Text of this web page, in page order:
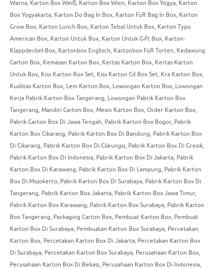
Warna, Karton Box Weiß, Karton Box Wien, Karton Box Yogya, Karton
Box Yogyakarta, Karton Do Bag In Box, Karton FüR Bag In Box, Karton
Grow Box, Karton Lunch Box, Karton Tebal Untuk Box, Karton Typu
American Box, Karton Untuk Box, Karton Untuk Gift Box, Karton-
Klappdeckel-Box, Kartonbox Englisch, Kartonbox FüR Torten, Kedawung
Carton Box, Kemasan Karton Box, Kertas Karton Box, Kertas Karton
Untuk Box, Kiss Karton Box Set, Kiss Karton Cd Box Set, Kra Karton Box,
Kualitas Karton Box, Lem Karton Box, Lowongan Karton Box, Lowongan
Kerja Pabrik Karton Box Tangerang, Lowongan Pabrik Karton Box
Tangerang, Mandiri Carton Box, Mesin Karton Box, Order Karton Box,
Pabrik Carton Box Di Jawa Tengah, Pabrik Karton Box Bogor, Pabrik
Karton Box Cikarang, Pabrik Karton Box Di Bandung, Pabrik Karton Box
Di Cikarang, Pabrik Karton Box Di Cileungsi, Pabrik Karton Box Di Gresik,
Pabrik Karton Box Di Indonesia, Pabrik Karton Box Di Jakarta, Pabrik
Karton Box Di Karawang, Pabrik Karton Box Di Lampung, Pabrik Karton
Box Di Mojokerto, Pabrik Karton Box Di Surabaya, Pabrik Karton Box Di
Tangerang, Pabrik Karton Box Jakarta, Pabrik Karton Box Jawa Timur,
Pabrik Karton Box Karawang, Pabrik Karton Box Surabaya, Pabrik Karton
Box Tangerang, Packaging Carton Box, Pembuat Karton Box, Pembuat
Karton Box Di Surabaya, Pembuatan Karton Box Surabaya, Percetakan
Karton Box, Percetakan Karton Box Di Jakarta, Percetakan Karton Box
Di Surabaya, Percetakan Karton Box Surabaya, Perusahaan Karton Box,
Perusahaan Karton Box Di Bekasi, Perusahaan Karton Box Di Indonesia,